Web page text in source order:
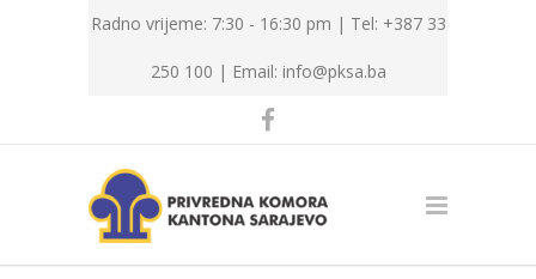
Radno vrijeme: 7:30 - 16:30 pm | Tel: +387 33
250 100 | Email: info@pksa.ba